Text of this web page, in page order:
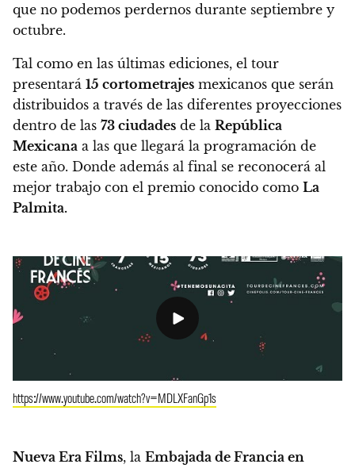
que no podemos perdernos durante septiembre y
octubre.
Tal como en las últimas ediciones, el tour
presentará 15 cortometrajes mexicanos que serán
distribuidos a través de las diferentes proyecciones
dentro de las 73 ciudades de la República
Mexicana a las que llegará la programación de
este año. Donde además al final se reconocerá al
mejor trabajo con el premio conocido como La
Palmita.
https://www.youtube.com/watch?v=MDLXFanGp1s
Nueva Era Films, la Embajada de Francia en